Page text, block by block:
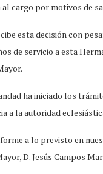
cargo por motivos de
esta decisión con
de servicio a esta
ha iniciado los
a la autoridad
a lo previsto en
D. Jesús Campos